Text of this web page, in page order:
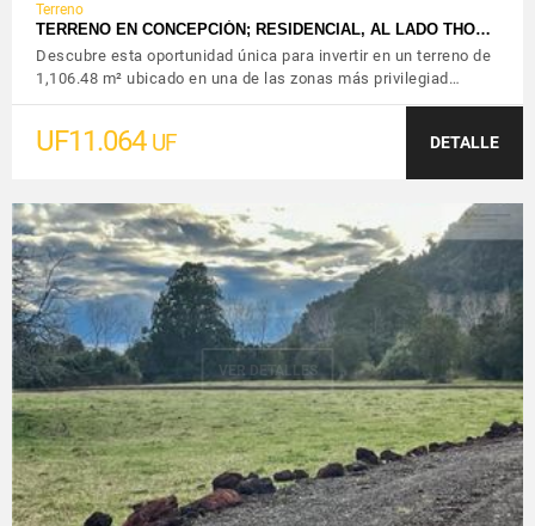
Terreno
TERRENO EN CONCEPCIÓN; RESIDENCIAL, AL LADO THO…
Descubre esta oportunidad única para invertir en un terreno de
1,106.48 m² ubicado en una de las zonas más privilegiad…
UF11.064 UF DETALLE
VER DETALLES